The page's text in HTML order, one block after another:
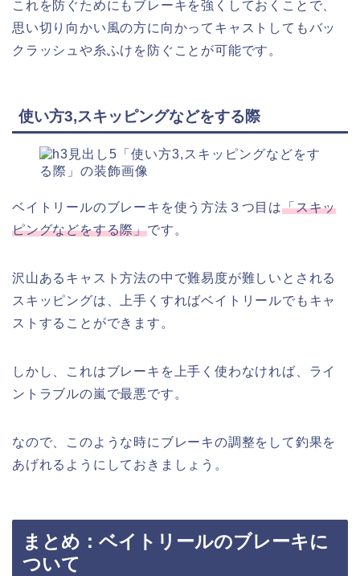
これを防ぐためにもブレーキを強くしておくことで、
思い切り向かい風の方に向かってキャストしてもバッ
クラッシュや糸ふけを防ぐことが可能です。
使い方3,スキッピングなどをする際
ベイトリールのブレーキを使う方法３つ目は「スキッ
ピングなどをする際」です。
沢山あるキャスト方法の中で難易度が難しいとされる
スキッピングは、上手くすればベイトリールでもキャ
ストすることができます。
しかし、これはブレーキを上手く使わなければ、ライ
ントラブルの嵐で最悪です。
なので、このような時にブレーキの調整をして釣果を
あげれるようにしておきましょう。
まとめ：ベイトリールのブレーキに
ついて